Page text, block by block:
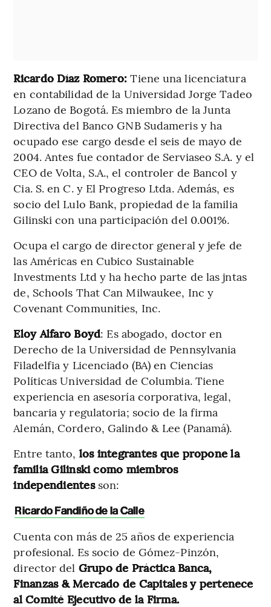
Ricardo Díaz Romero:Tiene una licenciatura
en contabilidad de la Universidad Jorge Tadeo
Lozano de Bogotá. Es miembro de la Junta
Directiva del Banco GNB Sudameris y ha
ocupado ese cargo desde el seis de mayo de
2004. Antes fue contador de Serviaseo S.A. y el
CEO de Volta, S.A., el controler de Bancol y
Cia. S. en C. y El Progreso Ltda. Además, es
socio del Lulo Bank, propiedad de la familia
Gilinski con una participación del 0.001%.
Ocupa el cargo de director general y jefe de
las Américas en Cubico Sustainable
Investments Ltd y ha hecho parte de las jntas
de, Schools That Can Milwaukee, Inc y
Covenant Communities, Inc.
Eloy Alfaro Boyd: Es abogado, doctor en
Derecho de la Universidad de Pennsylvania
Filadelfia y Licenciado (BA) en Ciencias
Políticas Universidad de Columbia. Tiene
experiencia en asesoría corporativa, legal,
bancaria y regulatoria; socio de la firma
Alemán, Cordero, Galindo & Lee (Panamá).
Entre tanto, los integrantes que propone la
familia Gilinski como miembros
independientes son:
Ricardo Fandiño de la Calle
Cuenta con más de 25 años de experiencia
profesional. Es socio de Gómez-Pinzón,
director del Grupo de Práctica Banca,
Finanzas & Mercado de Capitales y pertenece
al Comité Ejecutivo de la Firma.